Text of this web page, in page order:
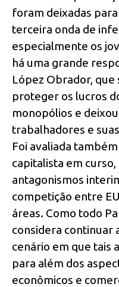
foram deixadas
terceira onda de
especialmente os
há uma grande
López Obrador,
proteger os lucros
monopólios e
trabalhadores e
Foi avaliada
capitalista em
antagonismos
competição entre
áreas. Como todo
considera continuar
cenário em que tais
para além dos
econômicos e